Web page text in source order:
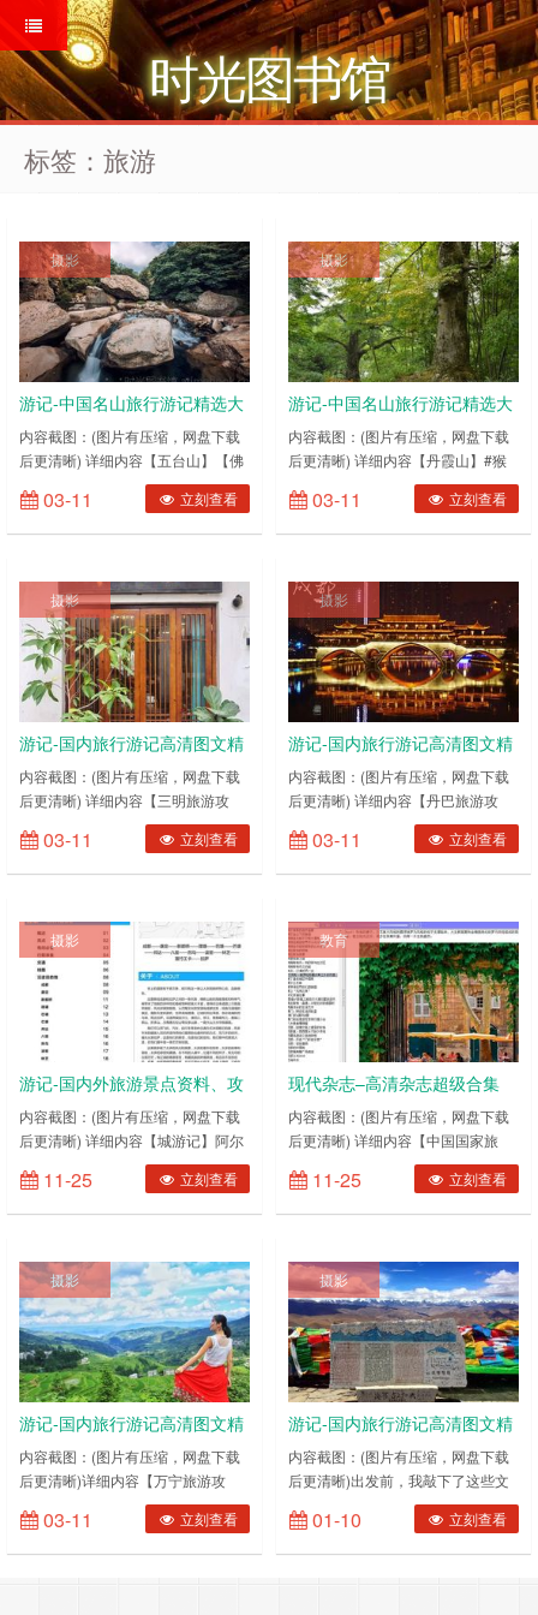
时光图书馆
标签：旅游
摄影
游记-中国名山旅行游记精选大
合集(下)
内容截图：(图片有压缩，网盘下载
后更清晰) 详细内容【五台山】【佛
教名山】漫漫朝圣路，五台山穿越
【五台山】一山五峰，一镇台怀——
五台山大朝台【五台山】一路山西。
山】五台山、恒山、应县木塔、西柏
坡自驾游【五台山】五台山大朝台攻
略【五台山】你好，山西。【五台
山】六月徒步朝拜五台山，我们行走
在路上【五台山】十……
03-11 立刻查看
摄影
游记-中国名山旅行游记精选大
合集(上)
内容截图：(图片有压缩，网盘下载
后更清晰) 详细内容【丹霞山】#猴
年驼红包#烟雨丹霞山，倘若画中
游。【丹霞山】【行游丹霞】之一-
《水上丹霞赋（并序）》【丹霞山】
【丹霞山】丹霞山世外田园-夏富古
村&石塘古村【丹霞山】丹霞山，一
场怦然心动的闺蜜之旅【丹霞山】在
丹霞山，眷恋红尘【丹霞山】带着妈
妈去旅……
03-11 立刻查看
摄影
游记-国内旅行游记高清图文精
选(浙江篇)
内容截图：(图片有压缩，网盘下载
后更清晰) 详细内容【三明旅游攻
略】漫途96天自驾中国深度游背包
越泰异域行【三都旅游攻略】探寻神
秘村落，定格山水丽影，丽水，你若
至水穷处坐看云起时——2019“三门
湾至味”发现体验之旅【三门旅游攻
略】赴一场小城定制之旅，探访三门
秘境栖心谷【上虞旅游攻略】#写游
记拿旅行基金#小……
03-11 立刻查看
摄影
游记-国内旅行游记高清图文精
选(四川篇)
内容截图：(图片有压缩，网盘下载
后更清晰) 详细内容【丹巴旅游攻
略】永远的莫斯卡（上）【乐山旅游
攻略】#爱拉手绘#胃游四川，跟着
爱拉品美食【乐山旅游攻略】【嘉
略】【寻味乐山】24小时，与10个
女人的美食约会【乐山旅游攻略】九
寨峨眉欢乐行~【乐山旅游攻略】你
不知道的乐山——除了去大佛，还有
这样的乐山旅行【乐……
03-11 立刻查看
摄影
游记-国内外旅游景点资料、攻
略超级合集(2000集)
内容截图：(图片有压缩，网盘下载
后更清晰) 详细内容【城游记】阿尔
山攻略【城游记】阿里攻略【城游
记】澳门攻略【城游记】白洋淀攻略
【城游记】北戴河攻略【城游记】北
【城游记】北京攻略【城游记】北京
周边游攻略【城游记】常德攻略【城
游记】常州攻略【城游记】成都攻略
【城游记】成都周边游攻略【城游
记】承德……
11-25 立刻查看
教育
现代杂志–高清杂志超级合集
10000篇(人文地理旅游类)
内容截图：(图片有压缩，网盘下载
后更清晰) 详细内容【中国国家旅
游】【环球人文地理】【西藏人文地
理】【新疆人文地理】【畅游行】
【海峡旅游】【风景名胜】【户外探
闲】【小资旅游】【中国东盟博览】
【悦游】……
11-25 立刻查看
摄影
游记-国内旅行游记高清图文精
选(贵州篇)
内容截图：(图片有压缩，网盘下载
后更清晰)详细内容【万宁旅游攻
略】【海南·万宁】自驾2000公里的
惊喜，只为带狗子到海边嬉戏【三江
旅游攻略】穿越三省多彩湘黔【三都
03-11 立刻查看
摄影
游记-国内旅行游记高清图文精
选(西藏篇)
内容截图：(图片有压缩，网盘下载
后更清晰)出发前，我敲下了这些文
字：人的一生，该去的地方有很多，
但是在我心中最向往的地方应该就是
阿里！奉上美图先！从大气的第三极
01-10 立刻查看